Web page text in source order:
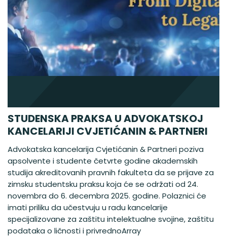
STUDENSKA PRAKSA U ADVOKATSKOJ
KANCELARIJI CVJETIĆANIN & PARTNERI
Advokatska kancelarija Cvjetićanin & Partneri poziva
apsolvente i studente četvrte godine akademskih
studija akreditovanih pravnih fakulteta da se prijave za
zimsku studentsku praksu koja će se održati od 24.
novembra do 6. decembra 2025. godine. Polaznici će
imati priliku da učestvuju u radu kancelarije
specijalizovane za zaštitu intelektualne svojine, zaštitu
podataka o ličnosti i privrednoArray